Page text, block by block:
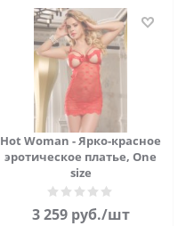
Hot Woman - Ярко-красное
эротическое платье, One
size
3 259 руб./шт